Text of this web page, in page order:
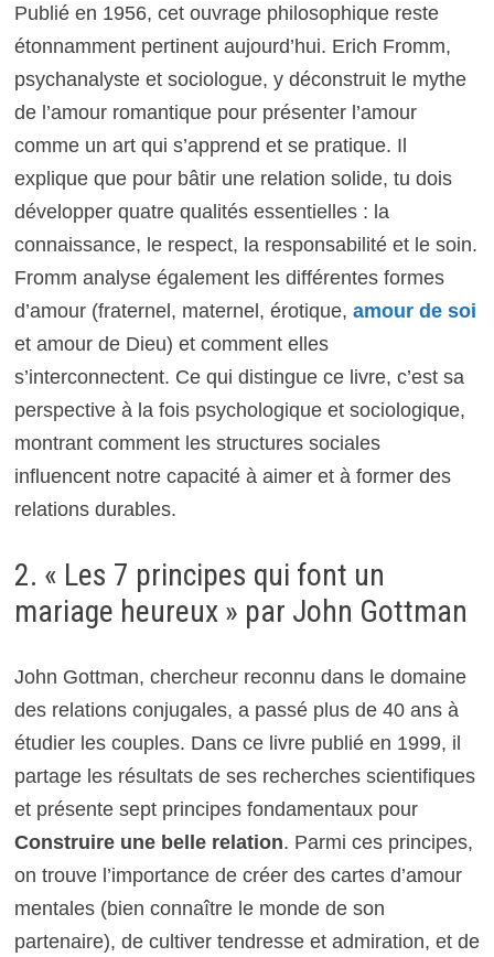
Publié en 1956, cet ouvrage philosophique reste
étonnamment pertinent aujourd’hui. Erich Fromm,
psychanalyste et sociologue, y déconstruit le mythe
de l’amour romantique pour présenter l’amour
comme un art qui s’apprend et se pratique. Il
explique que pour bâtir une relation solide, tu dois
développer quatre qualités essentielles : la
connaissance, le respect, la responsabilité et le soin.
Fromm analyse également les différentes formes
d’amour (fraternel, maternel, érotique, amour de soi
et amour de Dieu) et comment elles
s’interconnectent. Ce qui distingue ce livre, c’est sa
perspective à la fois psychologique et sociologique,
montrant comment les structures sociales
influencent notre capacité à aimer et à former des
relations durables.
2. « Les 7 principes qui font un
mariage heureux » par John Gottman
John Gottman, chercheur reconnu dans le domaine
des relations conjugales, a passé plus de 40 ans à
étudier les couples. Dans ce livre publié en 1999, il
partage les résultats de ses recherches scientifiques
et présente sept principes fondamentaux pour
Construire une belle relation. Parmi ces principes,
on trouve l’importance de créer des cartes d’amour
mentales (bien connaître le monde de son
partenaire), de cultiver tendresse et admiration, et de